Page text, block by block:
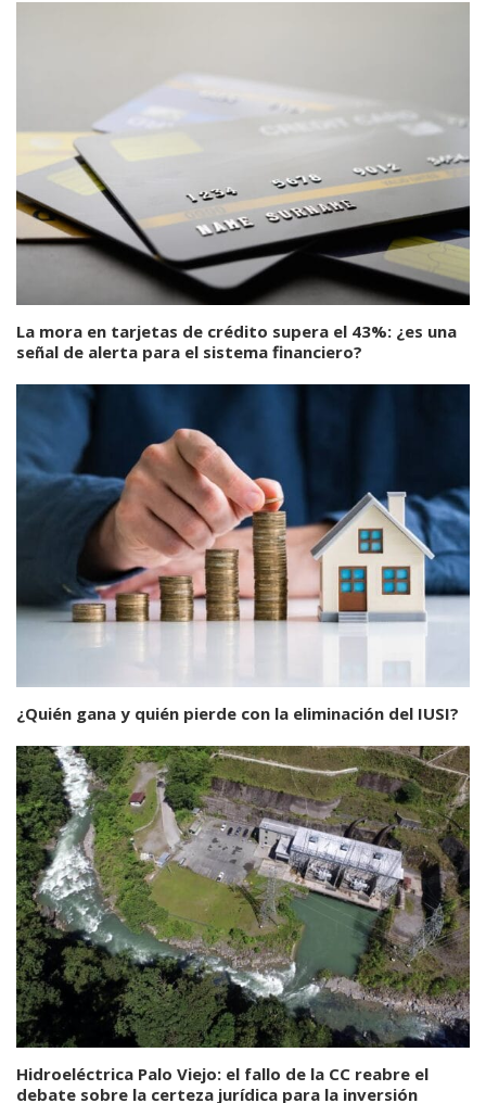
La mora en tarjetas de crédito supera el 43%: ¿es una
señal de alerta para el sistema financiero?
¿Quién gana y quién pierde con la eliminación del IUSI?
Hidroeléctrica Palo Viejo: el fallo de la CC reabre el
debate sobre la certeza jurídica para la inversión